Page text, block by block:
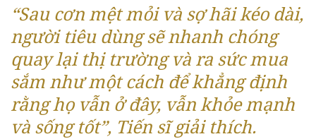
“Sau cơn mệt mỏi và sợ hãi kéo dài,
người tiêu dùng sẽ nhanh chóng
quay lại thị trường và ra sức mua
sắm như một cách để khẳng định
rằng họ vẫn ở đây, vẫn khỏe mạnh
và sống tốt”, Tiến sĩ giải thích.